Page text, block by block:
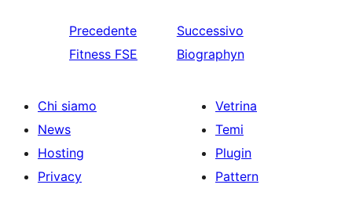
Precedente
Fitness FSE
Successivo
Biographyn
Chi siamo
News
Hosting
Privacy
Vetrina
Temi
Plugin
Pattern